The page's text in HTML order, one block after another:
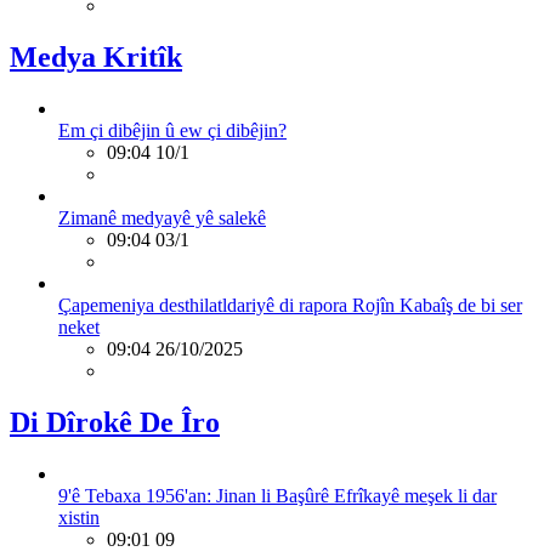
Medya Kritîk
Em çi dibêjin û ew çi dibêjin?
09:04 10/1
Zimanê medyayê yê salekê
09:04 03/1
Çapemeniya desthilatldariyê di rapora Rojîn Kabaîş de bi ser
neket
09:04 26/10/2025
Di Dîrokê De Îro
9'ê Tebaxa 1956'an: Jinan li Başûrê Efrîkayê meşek li dar
xistin
09:01 09